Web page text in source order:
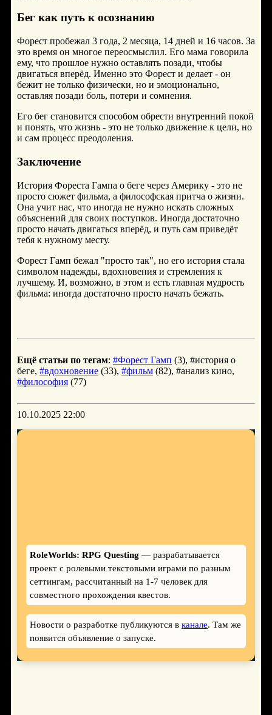
Бег как путь к осознанию
Форест пробежал 3 года, 2 месяца, 14 дней и 16 часов. За
это время он многое переосмыслил. Его мама говорила
ему, что прошлое нужно оставлять позади, чтобы
двигаться вперёд. Именно это Форест и делает - он
бежит не только физически, но и эмоционально,
оставляя позади боль, потери и сомнения.
Его бег становится способом обрести внутренний покой
и понять, что жизнь - это не только движение к цели, но
и сам процесс преодоления.
Заключение
История Фореста Гампа о беге через Америку - это не
просто сюжет фильма, а философская притча о жизни.
Она учит нас, что иногда не нужно искать сложных
объяснений для своих поступков. Иногда достаточно
просто начать двигаться вперёд, и путь сам приведёт
тебя к нужному месту.
Форест Гамп бежал "просто так", но его история стала
символом надежды, вдохновения и стремления к
лучшему. И, возможно, в этом и есть главная мудрость
фильма: иногда достаточно просто начать бежать.
Ещё статьи по тегам: #Форест Гамп (3), #история о
беге, #вдохновение (33), #фильм (82), #анализ кино,
#философия (77)
10.10.2025 22:00
RoleWorlds: RPG Questing — разрабатывается
проект с ролевыми текстовыми играми по разным
сеттингам, рассчитанный на 1-7 человек для
совместного прохождения квестов.
Новости о разработке публикуются в канале. Там же
появится объявление о запуске.